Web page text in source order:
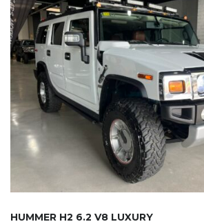
HUMMER H2 6.2 V8 LUXURY